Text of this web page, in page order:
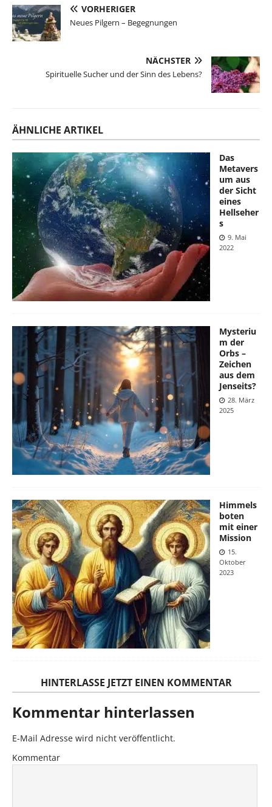
VORHERIGER
Neues Pilgern – Begegnungen
NÄCHSTER
Spirituelle Sucher und der Sinn des Lebens?
ÄHNLICHE ARTIKEL
Das
Metavers
um aus
der Sicht
eines
Hellseher
s
9. Mai
2022
Mysteriu
m der
Orbs –
Zeichen
aus dem
Jenseits?
28. März
2025
Himmels
boten
mit einer
Mission
15.
Oktober
2023
HINTERLASSE JETZT EINEN KOMMENTAR
Kommentar hinterlassen
E-Mail Adresse wird nicht veröffentlicht.
Kommentar